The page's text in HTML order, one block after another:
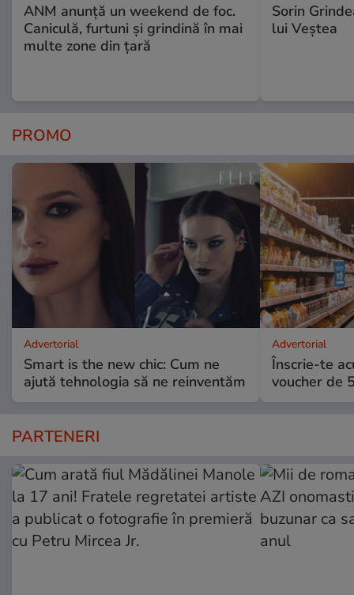
ANM anunță un weekend de foc.
Caniculă, furtuni și grindină în mai
multe zone din țară
Sorin
lui Veștea
PROMO
Advertorial
Smart is the new chic: Cum ne
ajută tehnologia să ne reinventăm
Advertorial
Înscrie-te
voucher de
PARTENERI